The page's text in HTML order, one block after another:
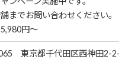
までお問い合わせください。
円～
東京都千代田区西神田2-2-